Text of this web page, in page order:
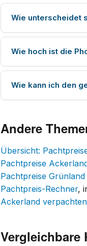
Wie unterscheidet
Wie hoch ist die
Wie kann ich den
Andere
Übersicht:
Pachtpreise
Pachtpreise
Pachtpreis-Rechner,
Ackerland verpachten
Vergleichbare